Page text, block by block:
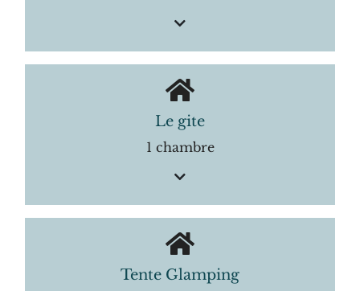
Le gite
1 chambre
Tente Glamping